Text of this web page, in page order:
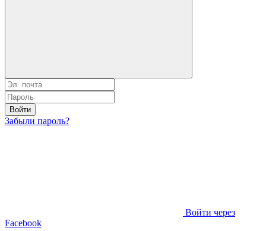
Войти
Забыли пароль?
Войти через
Facebook